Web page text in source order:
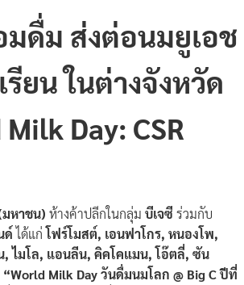
ดื่ม ส่งต่อนมยูเอช
ยน ในต่างจังหวัด
Day: CSR
มหาชน) ห้างค้าปลีกในกลุ่ม บีเจซี ร่วมกับ
ด์ได้แก่ โฟร์โมสต์, เอนฟาโกร, หนองโพ,
ไมโล, แอนลีน, คิคโคแมน, โอ๊ตลี่, ซัน
“World Milk Dayวันดื่มนมโลก @ Big C ปีที่